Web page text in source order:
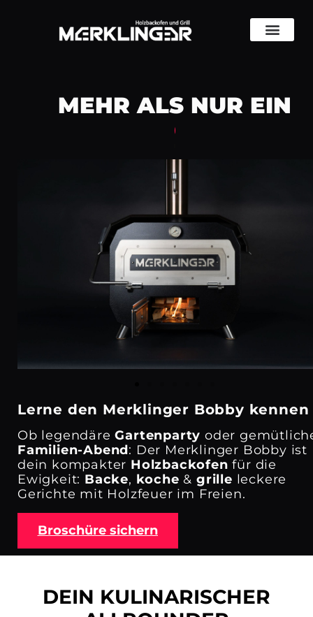
MEHR ALS NUR EIN
GRILL
Lerne den Merklinger Bobby kennen
Ob legendäreGartenparty oder
Familien-Abend: Der Merklinger Bobby ist
dein kompakter Holzbackofen für die
Ewigkeit: Backe, koche &grille leckere
Gerichte mit Holzfeuer im Freien.
Broschüre sichern
DEIN KULINARISCHER